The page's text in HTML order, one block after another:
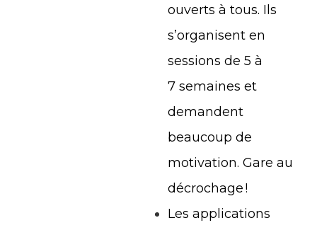
ouverts à tous. Ils
s’organisent en
sessions de 5 à
7 semaines et
demandent
beaucoup de
motivation. Gare au
décrochage !
Les applications